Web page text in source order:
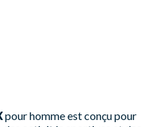
pour homme est conçu pour